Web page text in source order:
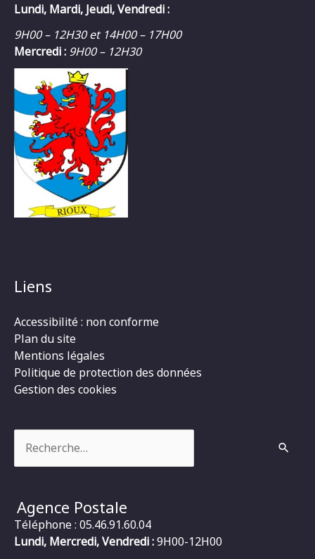
Lundi, Mardi, Jeudi, Vendredi :
9H00 – 12H30 et 14H00 – 17H00
Mercredi : 9H00 – 12H30
Liens
Accessibilité : non conforme
Plan du site
Mentions légales
Politique de protection des données
Gestion des cookies
Agence Postale
Téléphone : 05.46.91.60.04
Lundi, Mercredi, Vendredi :9H00-12H00